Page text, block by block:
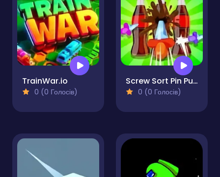
TrainWar.io
0 (0 Голосів)
Screw Sort Pin Puzzle
0 (0 Голосів)